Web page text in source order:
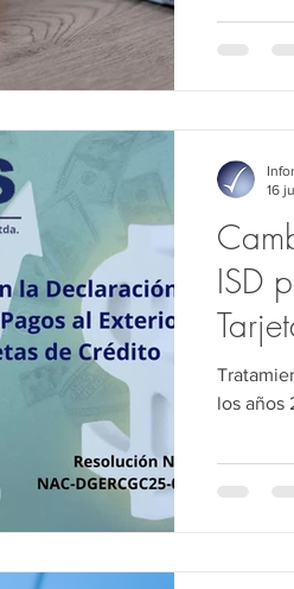
el
ISD
los años
16